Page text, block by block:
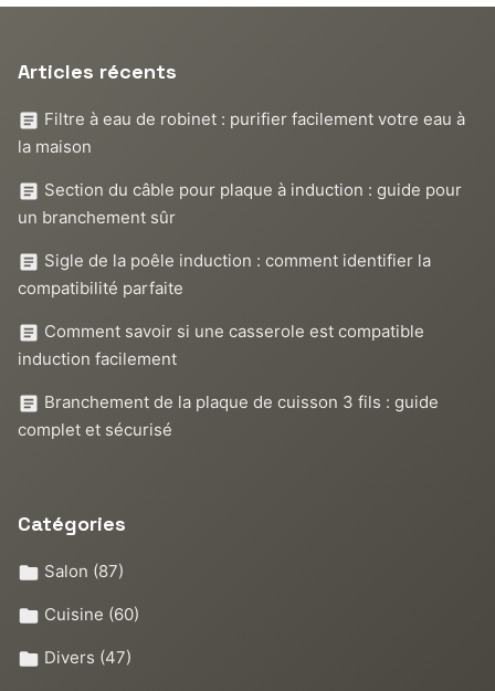
Articles récents
Filtre à eau de robinet : purifier facilement votre eau à
la maison
Section du câble pour plaque à induction : guide pour
un branchement sûr
Sigle de la poêle induction : comment identifier la
compatibilité parfaite
Comment savoir si une casserole est compatible
induction facilement
Branchement de la plaque de cuisson 3 fils : guide
complet et sécurisé
Catégories
Salon (87)
Cuisine (60)
Divers (47)